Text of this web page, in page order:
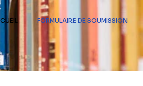
FORMULAIRE DE SOUMISSION